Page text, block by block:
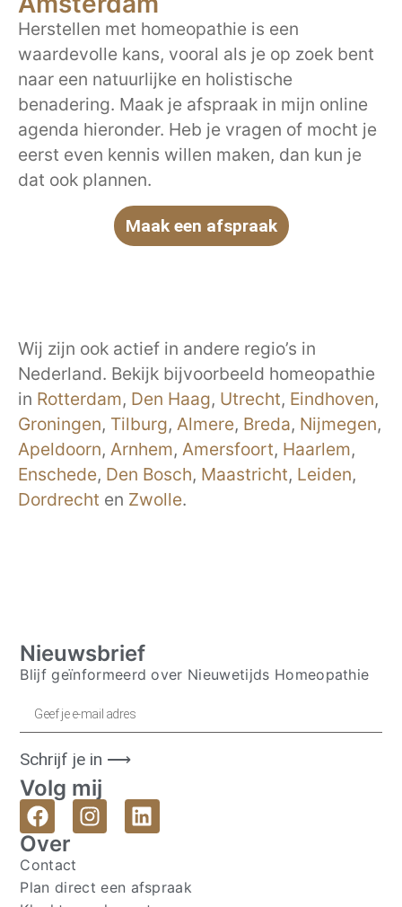
Herstellen met homeopathie is een
waardevolle kans, vooral als je op zoek bent
naar een natuurlijke en holistische
benadering. Maak je afspraak in mijn online
agenda hieronder. Heb je vragen of mocht je
eerst even kennis willen maken, dan kun je
dat ook plannen.
Maak een afspraak
Wij zijn ook actief in andere regio’s in
Nederland. Bekijk bijvoorbeeld homeopathie
in Rotterdam, Den Haag, Utrecht, Eindhoven,
Groningen, Tilburg, Almere, Breda, Nijmegen,
Apeldoorn, Arnhem, Amersfoort, Haarlem,
Enschede, Den Bosch, Maastricht, Leiden,
Dordrecht en Zwolle.
Nieuwsbrief
Blijf geïnformeerd over Nieuwetijds Homeopathie
Schrijf je in ⟶
Volg mij
Over
Contact
Plan direct een afspraak